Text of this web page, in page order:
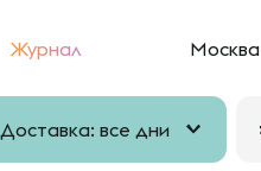
Журнал Москва
Доставка: все дни